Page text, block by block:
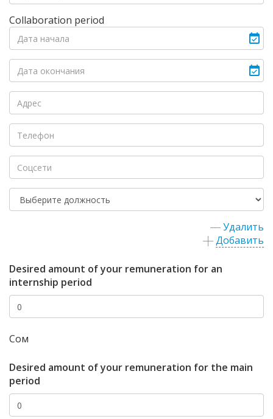
Collaboration period
Удалить
Добавить
Desired amount of your remuneration for an
internship period
Сом
Desired amount of your remuneration for the main
period